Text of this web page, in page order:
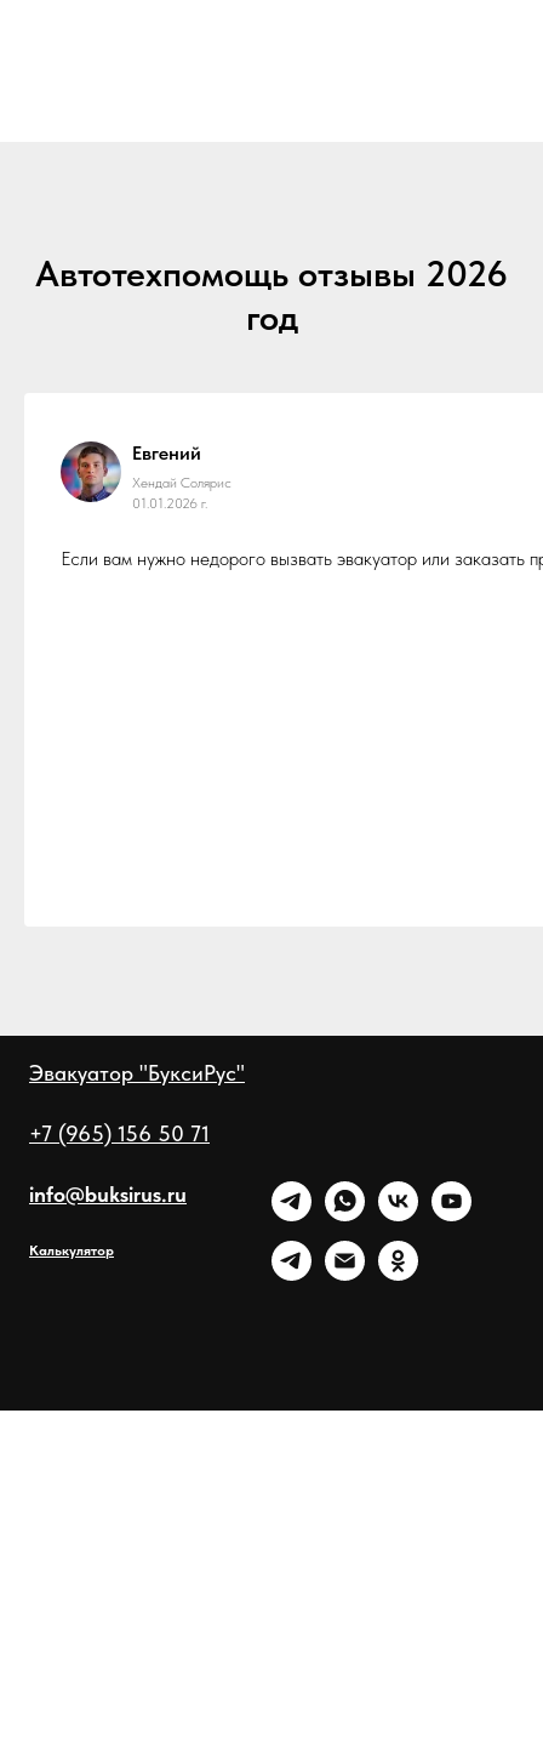
Автотехпомощь отзывы 2026
год
Евгений
Хендай Солярис
01.01.2026 г.
Если вам нужно недорого вызвать эвакуатор или
Эвакуатор "БуксиРус"
+7 (965) 156 50 71
info@buksirus.ru
Калькулятор